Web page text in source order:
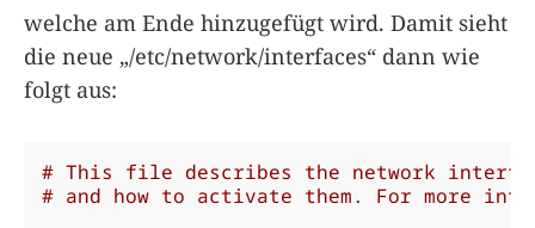
welche am Ende hinzugefügt wird. Damit sieht
die neue „/etc/network/interfaces“ dann wie
folgt aus:
# This file describes the network
# and how to activate them. For more